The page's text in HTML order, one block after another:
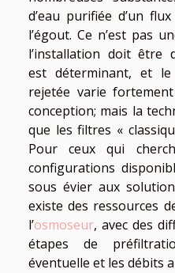
d’eau purifiée d’un
l’égout. Ce n’est pas
l’installation doit être
est déterminant, et
rejetée varie
conception; mais la
que les filtres «
Pour ceux qui
configurations
sous évier aux
existe des ressources
l’osmoseur, avec des
étapes de
éventuelle et les débits